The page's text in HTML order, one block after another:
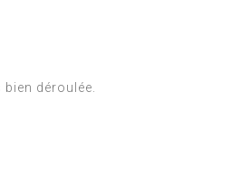
déroulée.